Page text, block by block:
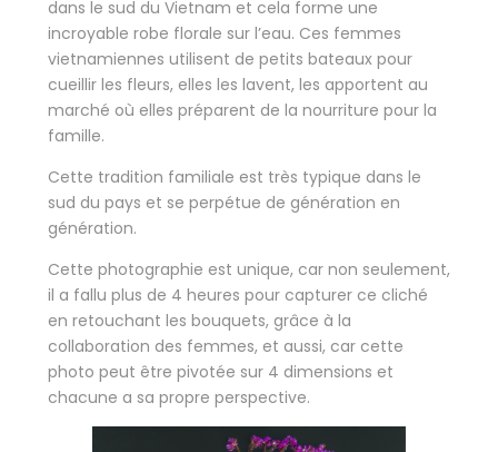
dans le sud du Vietnam et cela forme une
incroyable robe florale sur l’eau. Ces femmes
vietnamiennes utilisent de petits bateaux pour
cueillir les fleurs, elles les lavent, les apportent au
marché où elles préparent de la nourriture pour la
famille.
Cette tradition familiale est très typique dans le
sud du pays et se perpétue de génération en
génération.
Cette photographie est unique, car non seulement,
il a fallu plus de 4 heures pour capturer ce cliché
en retouchant les bouquets, grâce à la
collaboration des femmes, et aussi, car cette
photo peut être pivotée sur 4 dimensions et
chacune a sa propre perspective.